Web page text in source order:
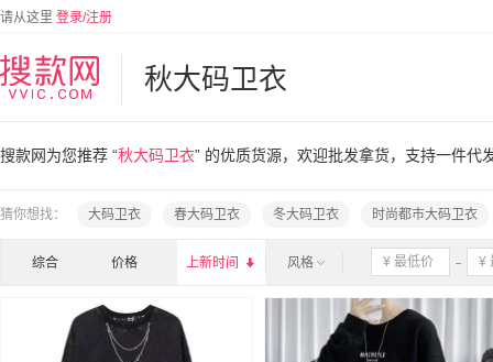
请从这里 登录/注册
秋大码卫衣
搜款网为您推荐 “秋大码卫衣” 的优质货源，欢迎批发拿货，支持一件代
猜你想找： 大码卫衣 春大码卫衣 冬大码卫衣 时尚都市大码卫衣
综合 价格 上新时间  风格